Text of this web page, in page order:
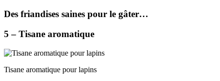
Des friandises saines pour le gâter…
5 – Tisane aromatique
Tisane aromatique pour lapins